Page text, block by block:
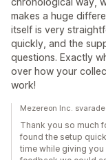
makes a huge
itself is very
quickly, and the
questions. Exactly
over how your
work!
Mezereon Inc.
Thank you so much
found the setup
time while giving